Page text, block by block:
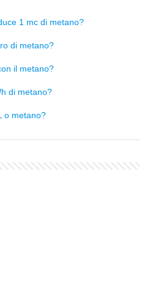
1 mc di metano?
di metano?
il metano?
di metano?
o metano?